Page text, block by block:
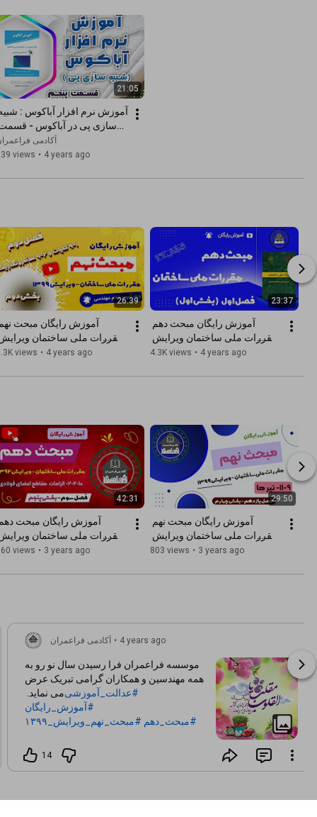
21:05
آکادمی
views • 4 years ago
26:39
views • 4 years ago
23:37
1392 | فصل اول : الزامات 4.3K views • 4 years ago
42:31
views • 3 years ago
29:50
1399 | فصل یازدهم : تیرها ( 803 views • 3 years ago
آکادمی فراعمران • 4 years ago
موسسه فراعمران فرا رسیدن سال نو رو به
همه مهندسین و همکاران گرامی تبریک عرض
می نماید.#عدالت_آموزشی
#آموزش_رایگان
#مبحث_نهم_ویرایش_۱۳۹۹ #مبحث_دهم
14